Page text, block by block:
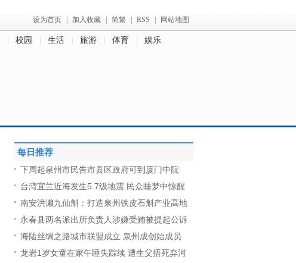
设为首页 加入收藏 简繁 RSS 网站地图
校园 生活 旅游 体育
娱乐
每日推荐
下周起泉州市民告市县区政府可到厦门中院
台湾宜兰近海发生5.7级地震 民众睡梦中惊醒
南安洪濑九仙斛：打造泉州铁皮石斛产业高地
永春县两名派出所负责人涉嫌受贿被提起公诉
海陆丝绸之路城市联盟成立 泉州成创始成员
龙岩1岁女童在家午睡失踪续 遭生父捂死弃河